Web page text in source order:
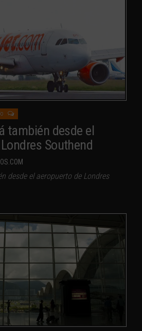
también desde el
Southend
desde el aeropuerto de Londres